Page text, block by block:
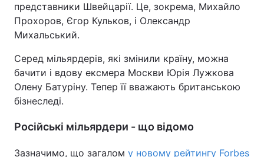
представники Швейцарії. Це, зокрема, Михайло
Прохоров, Єгор Кульков, і Олександр
Михальський.
Серед мільярдерів, які змінили країну, можна
бачити і вдову ексмера Москви Юрія Лужкова
Олену Батуріну. Тепер її вважають британською
бізнеследі.
Російські мільярдери - що відомо
Зазначимо, що загалом у новому рейтингу Forbes